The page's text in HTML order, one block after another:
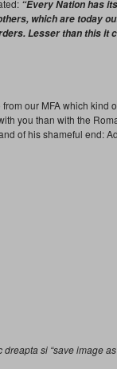
“Every Nation has
which are today
Lesser than this it
our MFA which kind
you than with the
of his shameful end:
si “save image